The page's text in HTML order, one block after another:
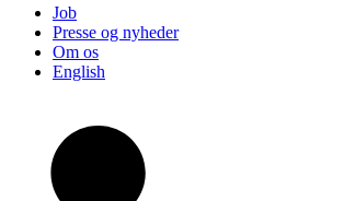
Job
Presse og nyheder
Om os
English